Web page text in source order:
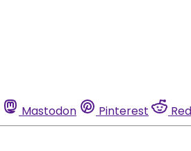
Mastodon Pinterest